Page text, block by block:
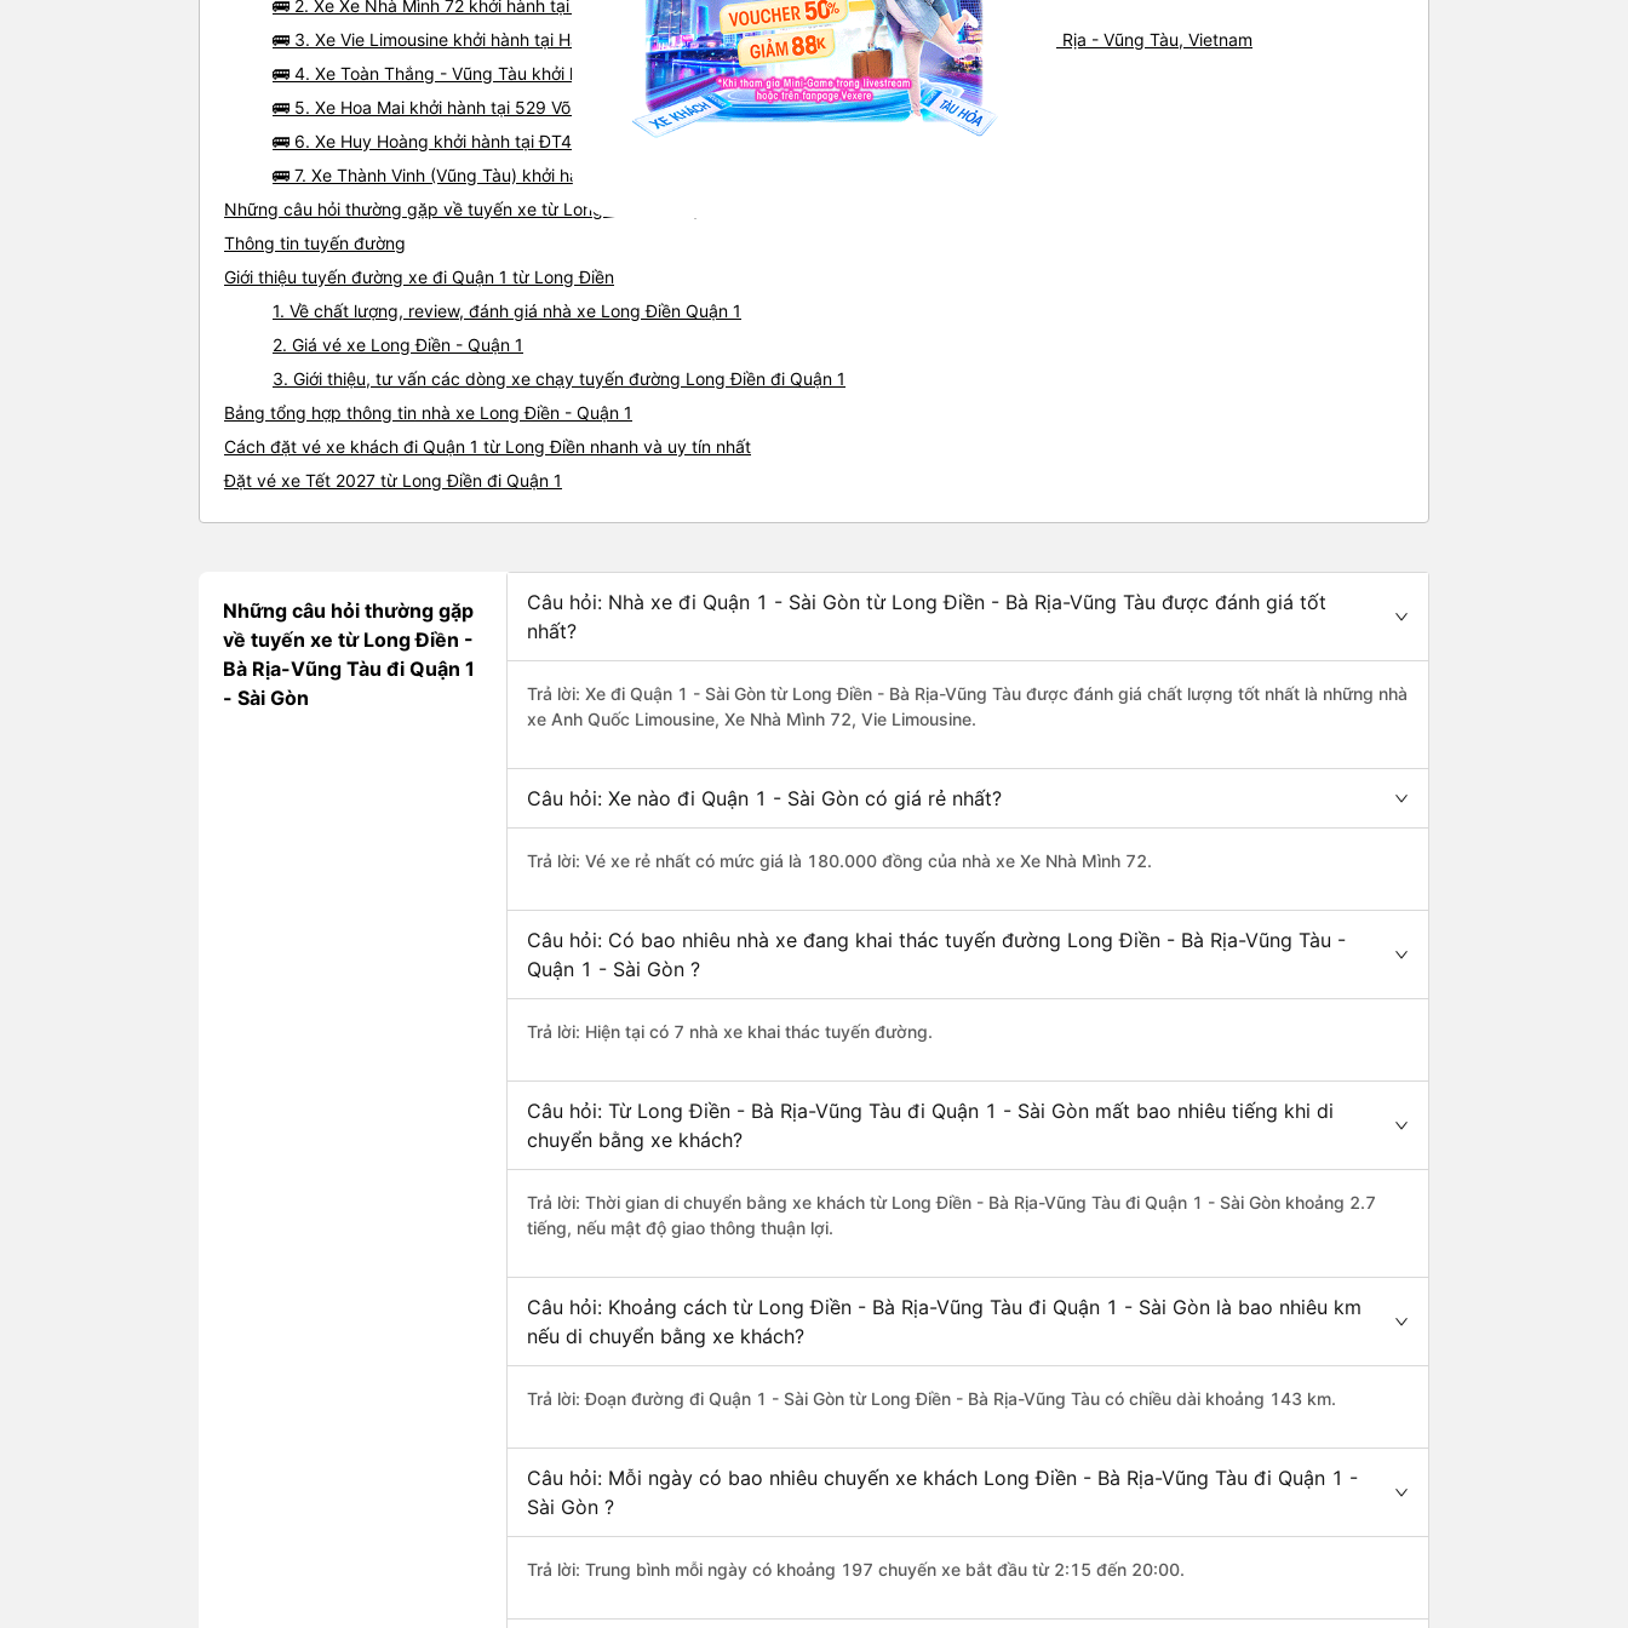
khác. Nó đi kèm với ghế massage. Có sẵn một điểm dừng để
đi vệ sinh. Bạn có thể chọn tùy chọn nơi dừng lại so với dịch
vụ khác. Người lái xe rất giỏi trả khách tại căn hộ của chúng
tôi. Các nhân viên tại văn phòng có thể nói được tiếng Anh
và rất thân thiện. Tôi sẽ giới thiệu công ty dịch vụ vận tải này
cho mọi người để có chuyến đi an toàn.
🚌 2. Xe Xe Nhà Mình 72 khởi hành tại Hồ Tràm (Vũng Tàu)
🚌 3. Xe Vie Limousine khởi hành tại Harbor Fish Market Phuoc Province, Phước Tỉnh, Long Điền, Bà Rịa - Vũng Tàu, Vietnam
🚌 4. Xe Toàn Thắng - Vũng Tàu khởi hành tại
🚌 5. Xe Hoa Mai khởi hành tại 529 Võ Thị Sáu (Văn phòng Hoa Mai Long Hải)
🚌 6. Xe Huy Hoàng khởi hành tại ĐT44A
🚌 7. Xe Thành Vinh (Vũng Tàu) khởi hành tại 25 Nguyễn Thái Học (Văn phòng Vũng Tàu)
Những câu hỏi thường gặp về tuyến xe từ Long Điền đi Quận 1
Thông tin tuyến đường
Giới thiệu tuyến đường xe đi Quận 1 từ Long Điền
1. Về chất lượng, review, đánh giá nhà xe Long Điền Quận 1
2. Giá vé xe Long Điền - Quận 1
3. Giới thiệu, tư vấn các dòng xe chạy tuyến đường Long Điền đi Quận 1
Bảng tổng hợp thông tin nhà xe Long Điền - Quận 1
Cách đặt vé xe khách đi Quận 1 từ Long Điền nhanh và uy tín nhất
Đặt vé xe Tết 2027 từ Long Điền đi Quận 1
Những câu hỏi thường gặp
về tuyến xe từ Long Điền -
Bà Rịa-Vũng Tàu đi Quận 1
- Sài Gòn
Câu hỏi: Nhà xe đi Quận 1 - Sài Gòn từ Long Điền - Bà Rịa-Vũng Tàu được đánh giá tốt
nhất?
Trả lời: Xe đi Quận 1 - Sài Gòn từ Long Điền - Bà Rịa-Vũng Tàu được đánh giá chất lượng tốt nhất là những nhà
xe Anh Quốc Limousine, Xe Nhà Mình 72, Vie Limousine.
Câu hỏi: Xe nào đi Quận 1 - Sài Gòn có giá rẻ nhất?
Trả lời: Vé xe rẻ nhất có mức giá là 180.000 đồng của nhà xe Xe Nhà Mình 72.
Câu hỏi: Có bao nhiêu nhà xe đang khai thác tuyến đường Long Điền - Bà Rịa-Vũng Tàu -
Quận 1 - Sài Gòn ?
Trả lời: Hiện tại có 7 nhà xe khai thác tuyến đường.
Câu hỏi: Từ Long Điền - Bà Rịa-Vũng Tàu đi Quận 1 - Sài Gòn mất bao nhiêu tiếng khi di
chuyển bằng xe khách?
Trả lời: Thời gian di chuyển bằng xe khách từ Long Điền - Bà Rịa-Vũng Tàu đi Quận 1 - Sài Gòn khoảng 2.7
tiếng, nếu mật độ giao thông thuận lợi.
Câu hỏi: Khoảng cách từ Long Điền - Bà Rịa-Vũng Tàu đi Quận 1 - Sài Gòn là bao nhiêu km
nếu di chuyển bằng xe khách?
Trả lời: Đoạn đường đi Quận 1 - Sài Gòn từ Long Điền - Bà Rịa-Vũng Tàu có chiều dài khoảng 143 km.
Câu hỏi: Mỗi ngày có bao nhiêu chuyến xe khách Long Điền - Bà Rịa-Vũng Tàu đi Quận 1 -
Sài Gòn ?
Trả lời: Trung bình mỗi ngày có khoảng 197 chuyến xe bắt đầu từ 2:15 đến 20:00.